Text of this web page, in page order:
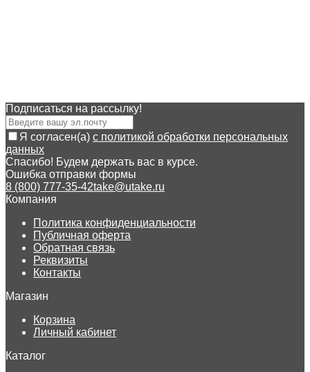
Подписаться на рассылкy!
Я согласен(a) с политикой обработки персональных
данных
Спасибо! Будем держать вас в курсе.
Ошибка отправки формы
8 (800) 777-35-42take@utake.ru
Компания
Политика конфиденциальности
Публичная оферта
Обратная связь
Реквизиты
Контакты
Магазин
Корзина
Личный кабинет
Каталог